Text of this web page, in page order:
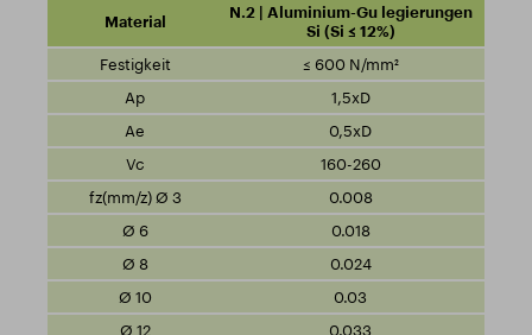
N.2 | Aluminium-Gu legierungen
Si (Si ≤ 12%)
≤ 600 N/mm²
1,5xD
0,5xD
160-260
0.008
0.018
0.024
0.03
0.033